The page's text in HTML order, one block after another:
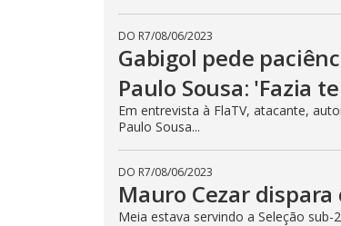
DO R7/08/06/2023
Gabigol pede
Paulo Sousa: 'Fazia
Em entrevista à FlaTV, atacante,
Paulo Sousa...
DO R7/08/06/2023
Mauro Cezar
Meia estava servindo a Seleção